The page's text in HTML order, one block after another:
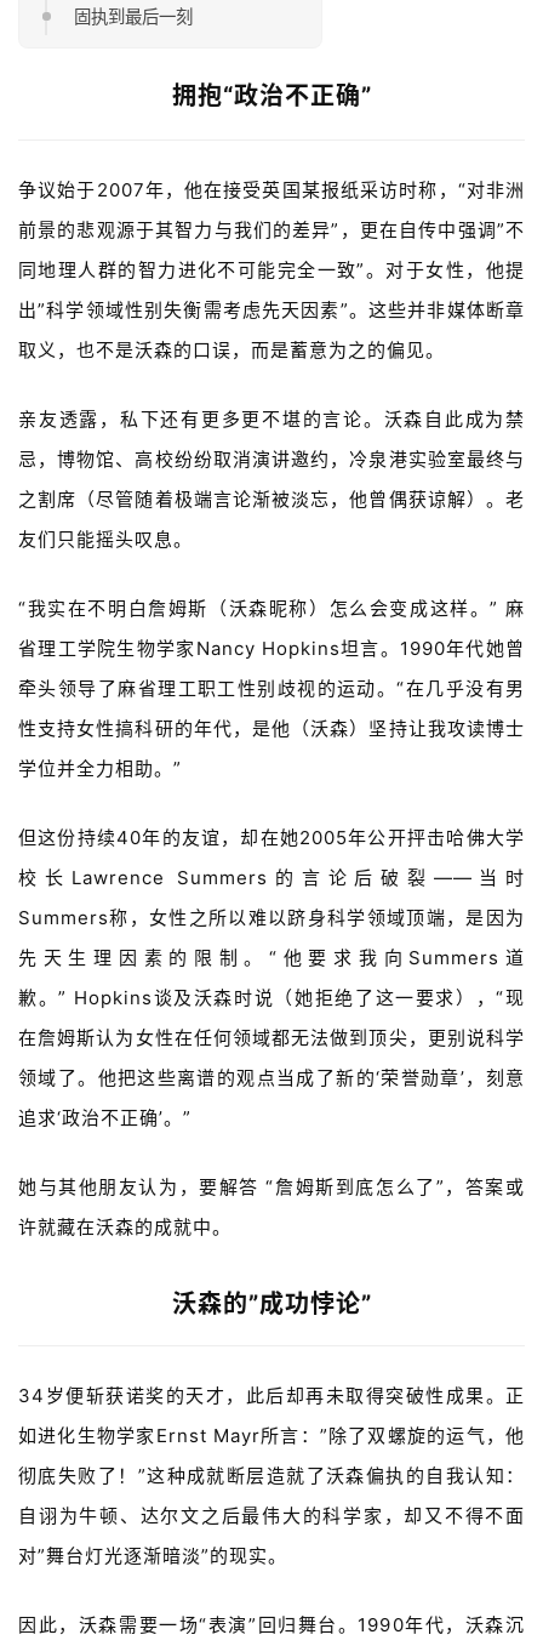
首
讯
频
专
区
精
固执到最后一刻
拥抱“政治不正确”
争议始于2007年，他在接受英国某报纸采访时称， “对非洲
前景的悲观源于其智力与我们的差异”，更在自传中强调”不
同地理人群的智力进化不可能完全一致”。 对于女性，他提
出”科学领域性别失衡需考虑先天因素”。这些并非媒体断章
取义，也不是沃森的 口误，而是蓄意为之的偏见。
亲友透露，私下还有更多更不堪的言论。沃森自此成为禁
忌，博物馆、高校纷纷取消演讲邀约，冷泉港实验室最终与
之割席（尽管随着极端言论渐被淡忘，他曾偶获谅解）。老
友们只能摇头叹息。
“我实在不明白詹姆斯
（沃森昵称）怎么会变成这样。” 麻
省理工学院生物学家 Nancy Hopkins坦言。1990年代她曾
牵头领导了 麻省理工职工性别歧视的运动。“在几乎没有男
性支持女性搞科研的年代，是他（沃森）坚持让我攻读博士
学位并全力相助。 ”
但这份持续40年的友谊，却在她2005年公开抨击哈佛大学
校长 Lawrence Summers 的言论后破裂——当时
Summers称， 女性之所以难以跻身科学领域顶端，是因为
先天生理因素的限制。“他要求我向 Summers 道
歉。” Hopkins谈及沃森时说（她拒绝了这一要求），“现
在詹姆斯认为女性在任何领域都无法做到顶尖，更别说科学
领域了。他把这些离谱的观点当成了新的‘荣誉勋章’，刻意
追求‘政治不正确’。”
她与其他朋友认为，要解答 “詹姆斯到底怎么了”，答案或
许就藏在沃森的成就中。
沃森的”成功悖论”
34岁便斩获诺奖的天才，此后却再未取得突破性成果。正
如进化生物学家 Ernst Mayr所言：”除了双螺旋的运气，他
彻底失败了！”这种成就断层造就了沃森偏执的自我认知：
自诩为牛顿、达尔文之后最伟大的科学家，却又不得不面
对”舞台灯光逐渐暗淡”的现实。
因此， 沃森需要一场“表演”回归舞台。1990年代，沃森沉